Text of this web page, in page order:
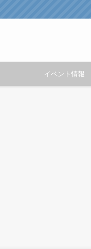
イベント情報